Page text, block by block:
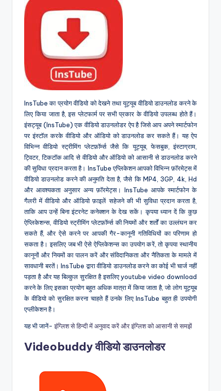
InsTube का प्रयोग वीडियो को देखने तथा यूट्यूब वीडियो डाउनलोड करने के
लिए किया जाता है, इस प्लेटफार्म पर सभी प्रकार के वीडियो उपलब्ध होते हैं।
इंसट्यूब (InsTube) एक वीडियो डाउनलोडर ऐप है जिसे आप अपने स्मार्टफोन
पर इंस्टॉल करके वीडियो और ऑडियो को डाउनलोड कर सकते हैं। यह ऐप
विभिन्न वीडियो स्ट्रीमिंग प्लेटफ़ॉर्म्स जैसे कि यूट्यूब, फेसबुक, इंस्टाग्राम,
ट्विटर, टिकटॉक आदि से वीडियो और ऑडियो को आसानी से डाउनलोड करने
की सुविधा प्रदान करता है। InsTube एप्लिकेशन आपको विभिन्न फ़ॉरमेट्स में
वीडियो डाउनलोड करने की अनुमति देता है, जैसे कि MP4, 3GP, 4k, Hd
और आवश्यकता अनुसार अन्य फ़ॉरमेट्स। InsTube आपके स्मार्टफोन के
गैलरी में वीडियो और ऑडियो फ़ाइलें सहेजने की भी सुविधा प्रदान करता है,
ताकि आप उन्हें बिना इंटरनेट कनेक्शन के देख सकें। कृपया ध्यान दें कि कुछ
ऐप्लिकेशन्स, वीडियो स्ट्रीमिंग प्लेटफ़ॉर्म्स की नियमों और शर्तों का उल्लंघन कर
सकते हैं, और ऐसे करने पर आपकी गैर-कानूनी गतिविधियों का परिणाम हो
सकता है। इसलिए जब भी ऐसे ऐप्लिकेशन्स का उपयोग करें, तो कृपया स्थानीय
कानूनों और नियमों का पालन करें और संविदानिकता और नैतिकता के मामले में
सावधानी बरतें। InsTube द्वारा वीडियो डाउनलोड करने का कोई भी चार्ज नहीं
पड़ता है और यह बिल्कुल सुरक्षित है इसलिए youtube video download
करने के लिए इसका प्रयोग बहुत अधिक मात्रा में किया जाता है, जो लोग यूट्यूब
के वीडियो को सुरक्षित करना चाहते हैं उनके लिए InsTube बहुत ही उपयोगी
एप्लीकेशन है।
यह भी जानें-इंग्लिश से हिन्दी में अनुवाद करें और इंग्लिश को आसानी से समझें
Videobuddy वीडियो डाउनलोडर